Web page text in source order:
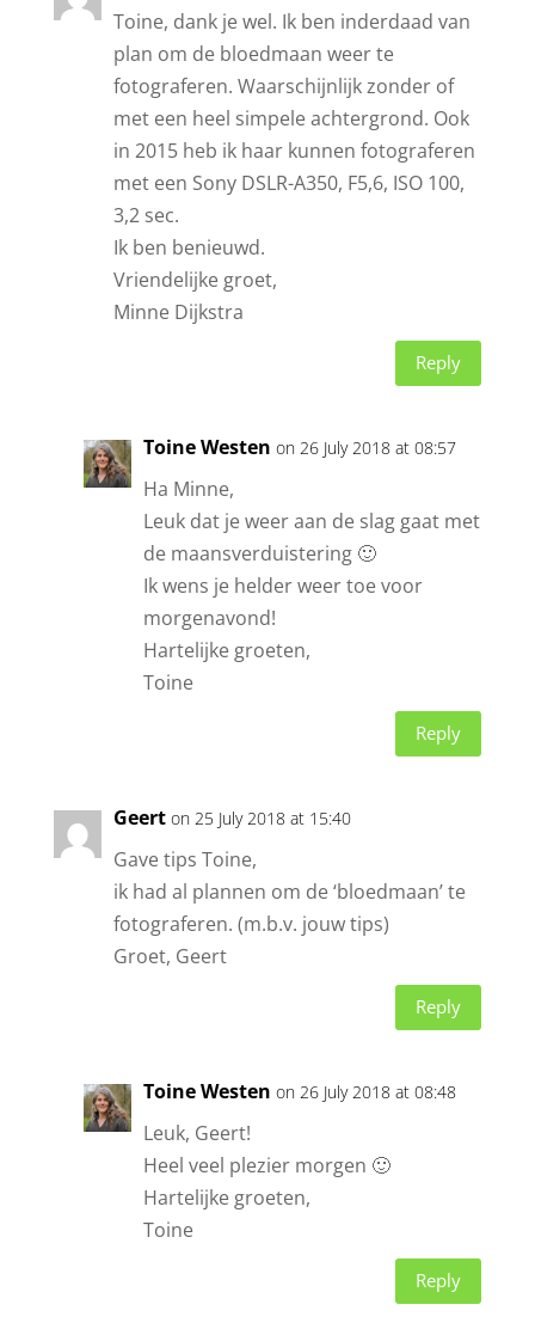
Toine, dank je wel. Ik ben inderdaad van
plan om de bloedmaan weer te
fotograferen. Waarschijnlijk zonder of
met een heel simpele achtergrond. Ook
in 2015 heb ik haar kunnen fotograferen
met een Sony DSLR-A350, F5,6, ISO 100,
3,2 sec.
Ik ben benieuwd.
Vriendelijke groet,
Minne Dijkstra
Reply
Toine Westen on 26 July 2018 at 08:57
Ha Minne,
Leuk dat je weer aan de slag gaat met
de maansverduistering 🙂
Ik wens je helder weer toe voor
morgenavond!
Hartelijke groeten,
Toine
Reply
Geert on 25 July 2018 at 15:40
Gave tips Toine,
ik had al plannen om de ‘bloedmaan’ te
fotograferen. (m.b.v. jouw tips)
Groet, Geert
Reply
Toine Westen on 26 July 2018 at 08:48
Leuk, Geert!
Heel veel plezier morgen 🙂
Hartelijke groeten,
Toine
Reply